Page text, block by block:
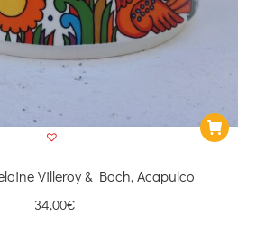
Villeroy & Boch, Acapulco
34,00€